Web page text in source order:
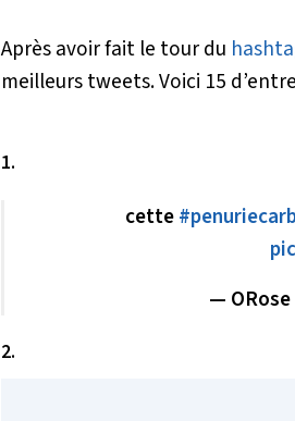
Après avoir fait le tour du
meilleurs tweets. Voici 15
1.
cette
—
2.